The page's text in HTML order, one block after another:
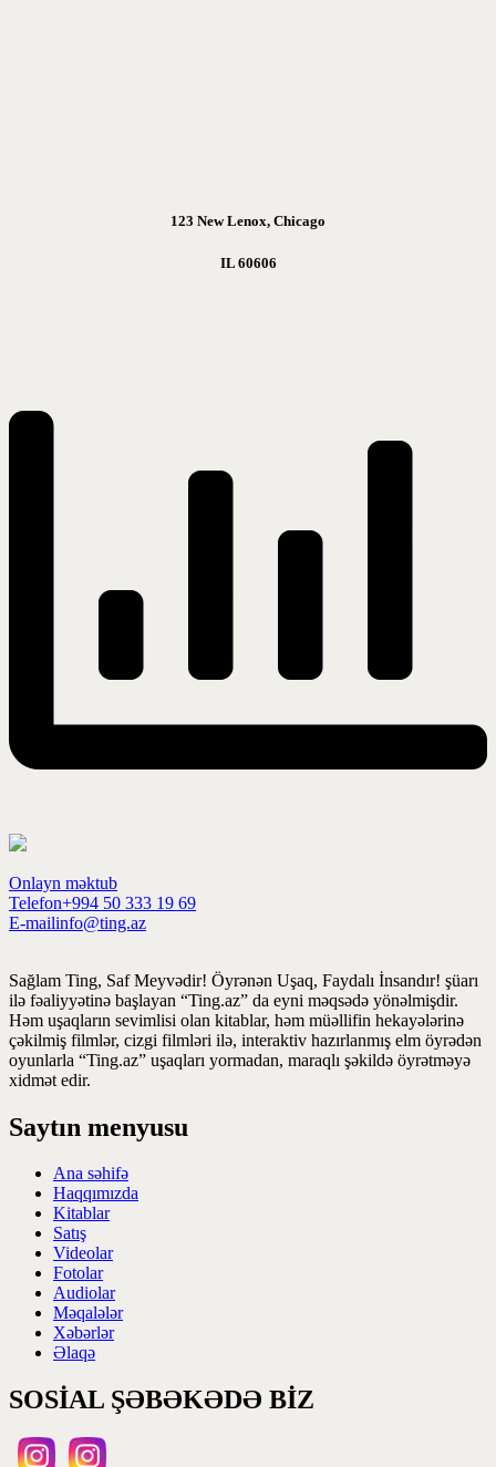
123 New Lenox, Chicago
IL 60606
Onlayn məktub
Telefon+994 50 333 19 69
E-mailinfo@ting.az
Sağlam Ting, Saf Meyvədir! Öyrənən Uşaq, Faydalı İnsandır! şüarı
ilə fəaliyyətinə başlayan “Ting.az” da eyni məqsədə yönəlmişdir.
Həm uşaqların sevimlisi olan kitablar, həm müəllifin hekayələrinə
çəkilmiş filmlər, cizgi filmləri ilə, interaktiv hazırlanmış elm öyrədən
oyunlarla “Ting.az” uşaqları yormadan, maraqlı şəkildə öyrətməyə
xidmət edir.
Saytın menyusu
Ana səhifə
Haqqımızda
Kitablar
Satış
Videolar
Fotolar
Audiolar
Məqalələr
Xəbərlər
Əlaqə
SOSİAL ŞƏBƏKƏDƏ BİZ